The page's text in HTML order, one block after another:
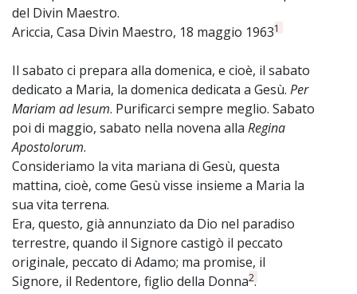
del Divin Maestro.
Ariccia, Casa Divin Maestro, 18 maggio 19631
Il sabato ci prepara alla domenica, e cioè, il sabato
dedicato a Maria, la domenica dedicata a Gesù. Per
Mariam ad Iesum. Purificarci sempre meglio. Sabato
poi di maggio, sabato nella novena alla Regina
Apostolorum.
Consideriamo la vita mariana di Gesù, questa
mattina, cioè, come Gesù visse insieme a Maria la
sua vita terrena.
Era, questo, già annunziato da Dio nel paradiso
terrestre, quando il Signore castigò il peccato
originale, peccato di Adamo; ma promise, il
Signore, il Redentore, figlio della Donna2.